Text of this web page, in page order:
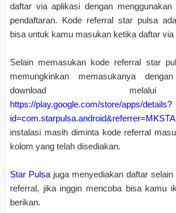
daftar via aplikasi dengan
pendaftaran. Kode referral star pulsa
bisa untuk kamu masukan ketika daftar via
Selain memasukan kode referral star
memungkinkan memasukanya
download
https://play.google.com/store/apps/details?
instalasi masih diminta kode referral
kolom yang telah disediakan.
Star Pulsa juga menyediakan daftar
referral, jika inggin mencoba bisa kamu
berikan.